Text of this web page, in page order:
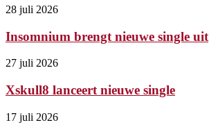
28 juli 2026
Insomnium brengt nieuwe single uit
27 juli 2026
Xskull8 lanceert nieuwe single
17 juli 2026